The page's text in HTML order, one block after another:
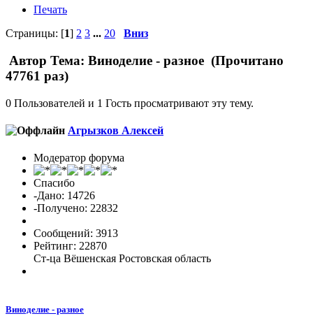
Печать
Страницы: [1] 2 3 ... 20 Вниз
Автор Тема: Виноделие - разное (Прочитано
47761 раз)
0 Пользователей и 1 Гость просматривают эту тему.
Агрызков Алексей
Модератор форума
Спасибо
-Дано: 14726
-Получено: 22832
Сообщений: 3913
Рейтинг: 22870
Ст-ца Вёшенская Ростовская область
Виноделие - разное